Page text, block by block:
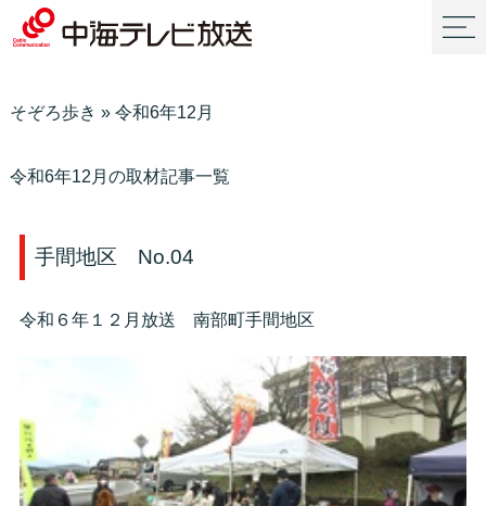
そぞろ歩き » 令和6年12月
令和6年12月の取材記事一覧
手間地区 No.04
令和６年１２月放送 南部町手間地区